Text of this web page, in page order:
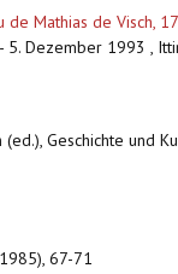
Mathias de Visch,
5. Dezember 1993 ,
(ed.), Geschichte und
67-71